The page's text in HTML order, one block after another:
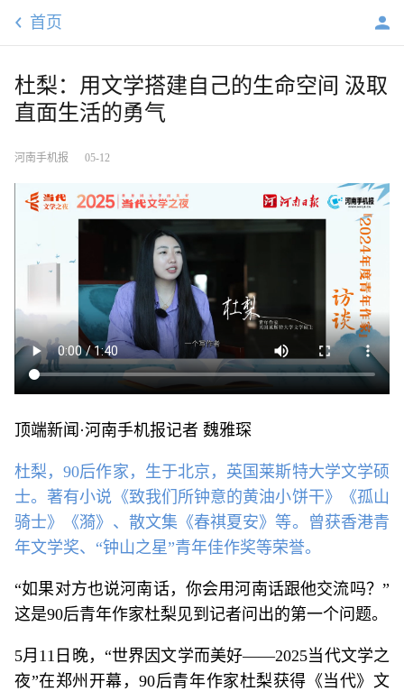
首页
杜梨：用文学搭建自己的生命空间 汲取
直面生活的勇气
河南手机报 05-12
顶端新闻·河南手机报记者 魏雅琛
杜梨，90后作家，生于北京，英国莱斯特大学文学硕
士。著有小说《致我们所钟意的黄油小饼干》《孤山
骑士》《漪》、散文集《春祺夏安》等。曾获香港青
年文学奖、“钟山之星”青年佳作奖等荣誉。
“如果对方也说河南话，你会用河南话跟他交流吗？”
这是90后青年作家杜梨见到记者问出的第一个问题。
5月11日晚，“世界因文学而美好——2025当代文学之
夜”在郑州开幕，90后青年作家杜梨获得《当代》文